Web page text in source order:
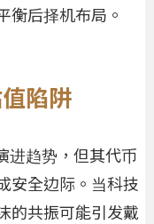
衡后择机布局。
陷阱
进趋势，但其代币
安全边际。当科技
的共振可能引发戴